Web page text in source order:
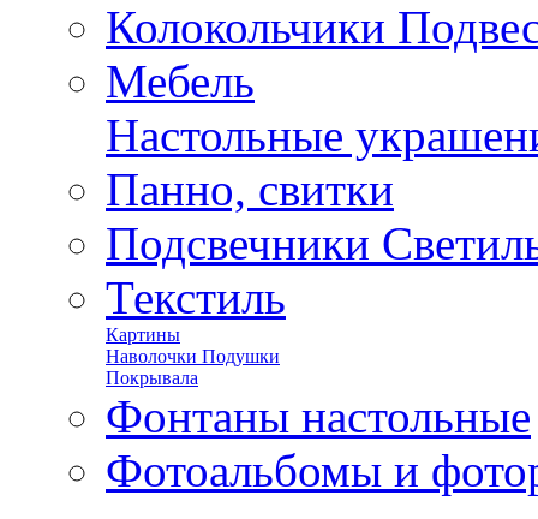
Колокольчики
Мебель
Настольные
Панно, свитки
Подсвечники
Текстиль
Картины
Наволочки Подушки
Покрывала
Фонтаны настольные
Фотоальбомы и